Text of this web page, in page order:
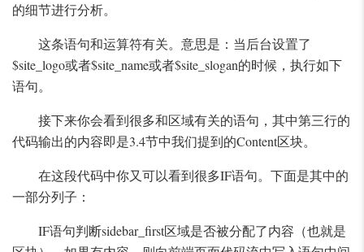
的细节进行分析。
这条语句和运算符有关。意思是：当后台设置了
$site_logo或者$site_name或者$site_slogan的时候，执行如下
语句。
接下来你会看到很多和区域有关的语句，其中第三行的
代码输出的内容即是3.4节中我们提到的Content区块。
在这段代码中你又可以看到很多IF语句。下面是其中的
一部分列子：
IF语句判断sidebar_first区域是否被分配了内容（也就是